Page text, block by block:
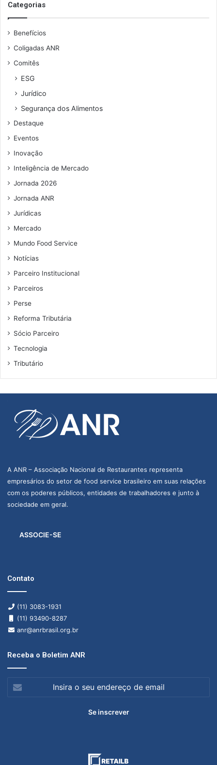
Categorias
Benefícios
Coligadas ANR
Comitês
ESG
Jurídico
Segurança dos Alimentos
Destaque
Eventos
Inovação
Inteligência de Mercado
Jornada 2026
Jornada ANR
Jurídicas
Mercado
Mundo Food Service
Notícias
Parceiro Institucional
Parceiros
Perse
Reforma Tributária
Sócio Parceiro
Tecnologia
Tributário
A ANR – Associação Nacional de Restaurantes representa
empresários do setor de food service brasileiro em suas relações
com os poderes públicos, entidades de trabalhadores e junto à
sociedade em geral.
ASSOCIE-SE
Contato
(11) 3083-1931
(11) 93490-8287
anr@anrbrasil.org.br
Receba o Boletim ANR